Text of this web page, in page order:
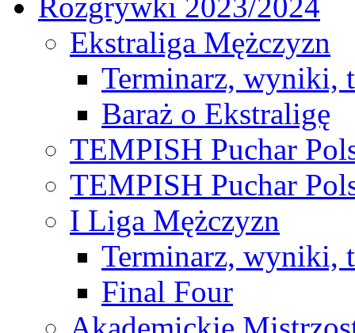
Ekstraliga Mężczyzn
Terminarz, wyniki,
Baraż o Ekstraligę
TEMPISH Puchar
TEMPISH Puchar
I Liga Mężczyzn
Terminarz, wyniki,
Final Four